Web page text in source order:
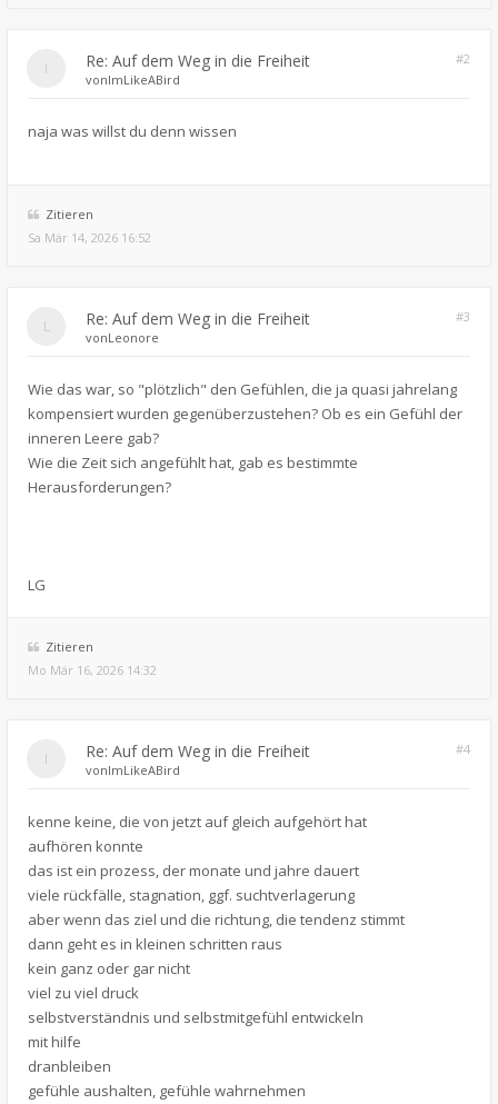
Re: Auf dem Weg in die Freiheit
#2
vonImLikeABird
naja was willst du denn wissen
Zitieren
Sa Mär 14, 2026 16:52
Re: Auf dem Weg in die Freiheit
#3
vonLeonore
Wie das war, so "plötzlich" den Gefühlen, die ja quasi jahrelang
kompensiert wurden gegenüberzustehen? Ob es ein Gefühl der
inneren Leere gab?
Wie die Zeit sich angefühlt hat, gab es bestimmte
Herausforderungen?
LG
Zitieren
Mo Mär 16, 2026 14:32
Re: Auf dem Weg in die Freiheit
#4
vonImLikeABird
kenne keine, die von jetzt auf gleich aufgehört hat
aufhören konnte
das ist ein prozess, der monate und jahre dauert
viele rückfälle, stagnation, ggf. suchtverlagerung
aber wenn das ziel und die richtung, die tendenz stimmt
dann geht es in kleinen schritten raus
kein ganz oder gar nicht
viel zu viel druck
selbstverständnis und selbstmitgefühl entwickeln
mit hilfe
dranbleiben
gefühle aushalten, gefühle wahrnehmen